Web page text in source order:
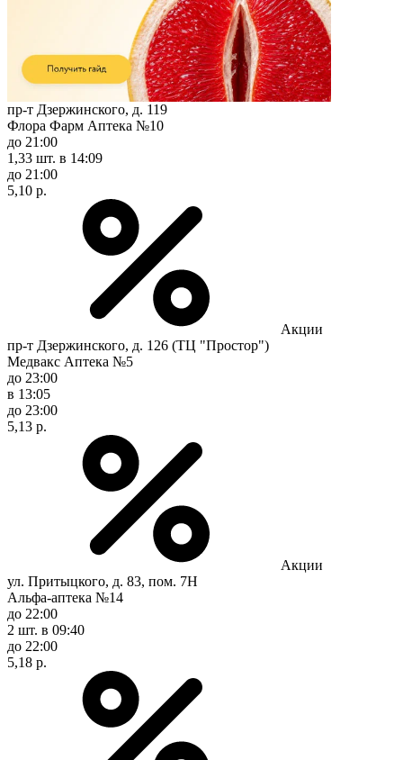
пр-т Дзержинского, д. 119
Флора Фарм Аптека №10
до 21:00
1,33 шт. в 14:09
до 21:00
5,10 р.
Акции
пр-т Дзержинского, д. 126 (ТЦ "Простор")
Медвакс Аптека №5
до 23:00
в 13:05
до 23:00
5,13 р.
Акции
ул. Притыцкого, д. 83, пом. 7Н
Альфа-аптека №14
до 22:00
2 шт. в 09:40
до 22:00
5,18 р.